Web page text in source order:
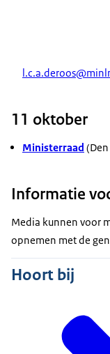
11 oktober
Ministerraad
Informatie
Media kunnen voor
opnemen met de
Hoort bij